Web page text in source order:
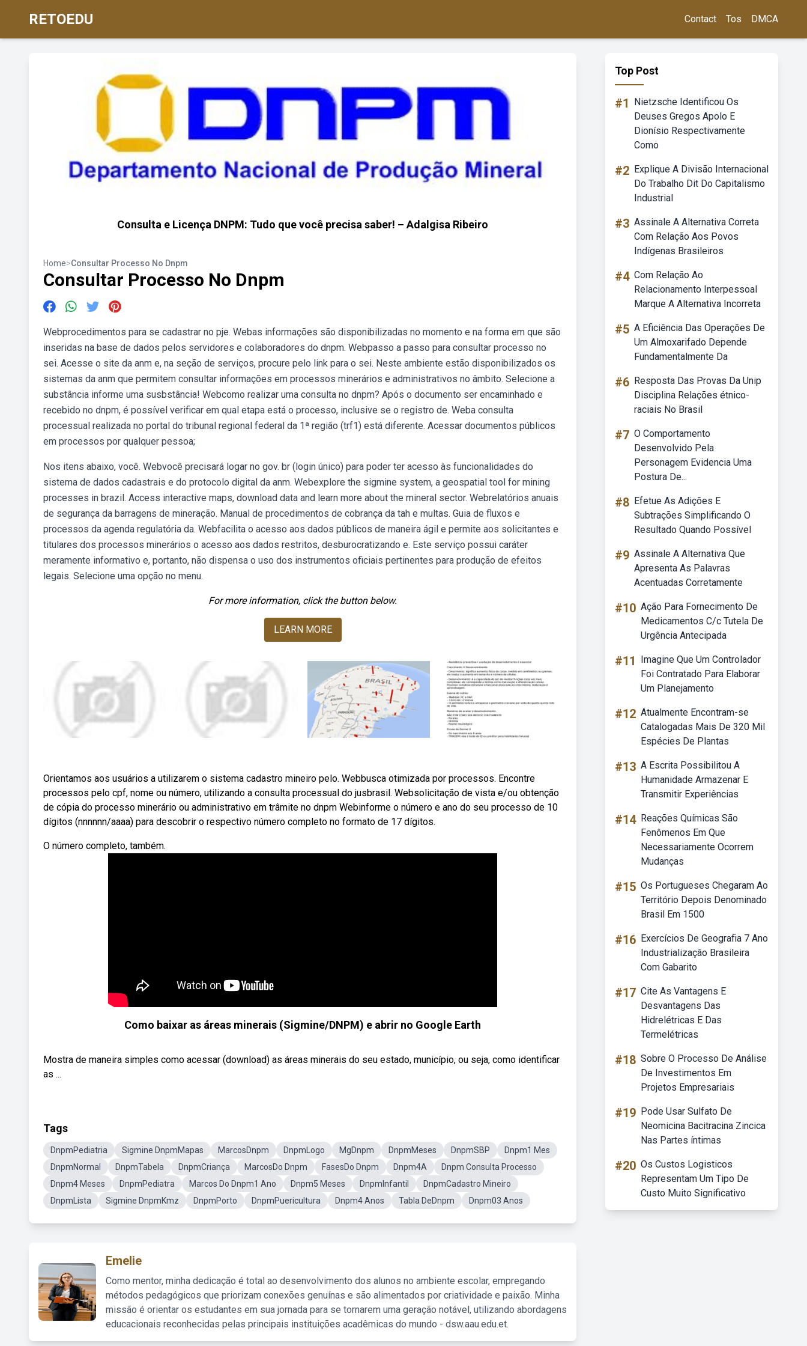
RETOEDU Contact Tos DMCA
Consulta e Licença DNPM: Tudo que você precisa saber! – Adalgisa Ribeiro
Home>Consultar Processo No Dnpm
Consultar Processo No Dnpm
Webprocedimentos para se cadastrar no pje. Webas informações são disponibilizadas no momento e na forma em que são
inseridas na base de dados pelos servidores e colaboradores do dnpm. Webpasso a passo para consultar processo no
sei. Acesse o site da anm e, na seção de serviços, procure pelo link para o sei. Neste ambiente estão disponibilizados os
sistemas da anm que permitem consultar informações em processos minerários e administrativos no âmbito. Selecione a
substância informe uma susbstância! Webcomo realizar uma consulta no dnpm? Após o documento ser encaminhado e
recebido no dnpm, é possível verificar em qual etapa está o processo, inclusive se o registro de. Weba consulta
processual realizada no portal do tribunal regional federal da 1ª região (trf1) está diferente. Acessar documentos públicos
em processos por qualquer pessoa;
Nos itens abaixo, você. Webvocê precisará logar no gov. br (login único) para poder ter acesso às funcionalidades do
sistema de dados cadastrais e do protocolo digital da anm. Webexplore the sigmine system, a geospatial tool for mining
processes in brazil. Access interactive maps, download data and learn more about the mineral sector. Webrelatórios anuais
de segurança da barragens de mineração. Manual de procedimentos de cobrança da tah e multas. Guia de fluxos e
processos da agenda regulatória da. Webfacilita o acesso aos dados públicos de maneira ágil e permite aos solicitantes e
titulares dos processos minerários o acesso aos dados restritos, desburocratizando e. Este serviço possui caráter
meramente informativo e, portanto, não dispensa o uso dos instrumentos oficiais pertinentes para produção de efeitos
legais. Selecione uma opção no menu.
For more information, click the button below.
LEARN MORE
Orientamos aos usuários a utilizarem o sistema cadastro mineiro pelo. Webbusca otimizada por processos. Encontre
processos pelo cpf, nome ou número, utilizando a consulta processual do jusbrasil. Websolicitação de vista e/ou obtenção
de cópia do processo minerário ou administrativo em trâmite no dnpm Webinforme o número e ano do seu processo de 10
dígitos (nnnnnn/aaaa) para descobrir o respectivo número completo no formato de 17 dígitos.
O número completo, também.
Como baixar as áreas minerais (Sigmine/DNPM) e abrir no Google Earth
Mostra de maneira simples como acessar (download) as áreas minerais do seu estado, município, ou seja, como identificar
as ...
Tags
DnpmPediatria Sigmine DnpmMapas MarcosDnpm DnpmLogo MgDnpm DnpmMeses DnpmSBP
Dnpm1 Mes
DnpmNormal
DnpmTabela DnpmCriança MarcosDo Dnpm FasesDo Dnpm Dnpm4A
Dnpm Consulta Processo
Dnpm4 Meses
DnpmPediatra Marcos Do Dnpm1 Ano Dnpm5 Meses DnpmInfantil
DnpmCadastro Mineiro
DnpmLista
Sigmine DnpmKmz DnpmPorto DnpmPuericultura Dnpm4 Anos Tabla DeDnpm Dnpm03 Anos
Emelie
Como mentor, minha dedicação é total ao desenvolvimento dos alunos no ambiente escolar, empregando
métodos pedagógicos que priorizam conexões genuínas e são alimentados por criatividade e paixão. Minha
missão é orientar os estudantes em sua jornada para se tornarem uma geração notável, utilizando abordagens
educacionais reconhecidas pelas principais instituições acadêmicas do mundo - dsw.aau.edu.et.
Top Post
#1
Nietzsche Identificou Os
Deuses Gregos Apolo E
Dionísio Respectivamente
Como
#2 Explique A Divisão Internacional
Do Trabalho Dit Do Capitalismo
Industrial
#3 Assinale A Alternativa Correta
Com Relação Aos Povos
Indígenas Brasileiros
#4 Com Relação Ao
Relacionamento Interpessoal
Marque A Alternativa Incorreta
#5 A Eficiência Das Operações De
Um Almoxarifado Depende
Fundamentalmente Da
#6 Resposta Das Provas Da Unip
Disciplina Relações étnico-
raciais No Brasil
#7 O Comportamento
Desenvolvido Pela
Personagem Evidencia Uma
Postura De...
#8 Efetue As Adições E
Subtrações Simplificando O
Resultado Quando Possível
#9 Assinale A Alternativa Que
Apresenta As Palavras
Acentuadas Corretamente
#10 Ação Para Fornecimento De
Medicamentos C/c Tutela De
Urgência Antecipada
#11
Imagine Que Um Controlador
Foi Contratado Para Elaborar
Um Planejamento
#12 Atualmente Encontram-se
Catalogadas Mais De 320 Mil
Espécies De Plantas
#13 A Escrita Possibilitou A
Humanidade Armazenar E
Transmitir Experiências
#14 Reações Químicas São
Fenômenos Em Que
Necessariamente Ocorrem
Mudanças
#15 Os Portugueses Chegaram Ao
Território Depois Denominado
Brasil Em 1500
#16 Exercícios De Geografia 7 Ano
Industrialização Brasileira
Com Gabarito
#17 Cite As Vantagens E
Desvantagens Das
Hidrelétricas E Das
Termelétricas
#18 Sobre O Processo De Análise
De Investimentos Em
Projetos Empresariais
#19 Pode Usar Sulfato De
Neomicina Bacitracina Zincica
Nas Partes íntimas
#20 Os Custos Logisticos
Representam Um Tipo De
Custo Muito Significativo